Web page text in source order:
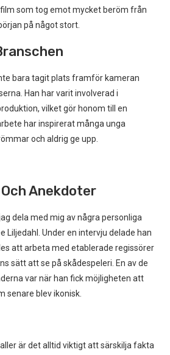
som tog emot mycket beröm från
på något stort.
bara tagit plats framför kameran
Han har varit involverad i
vilket gör honom till en
har inspirerat många unga
och aldrig ge upp.
Anekdoter
dela med mig av några personliga
Liljedahl. Under en intervju delade han
att arbeta med etablerade regissörer
sätt att se på skådespeleri. En av de
var när han fick möjligheten att
senare blev ikonisk.
är det alltid viktigt att särskilja fakta